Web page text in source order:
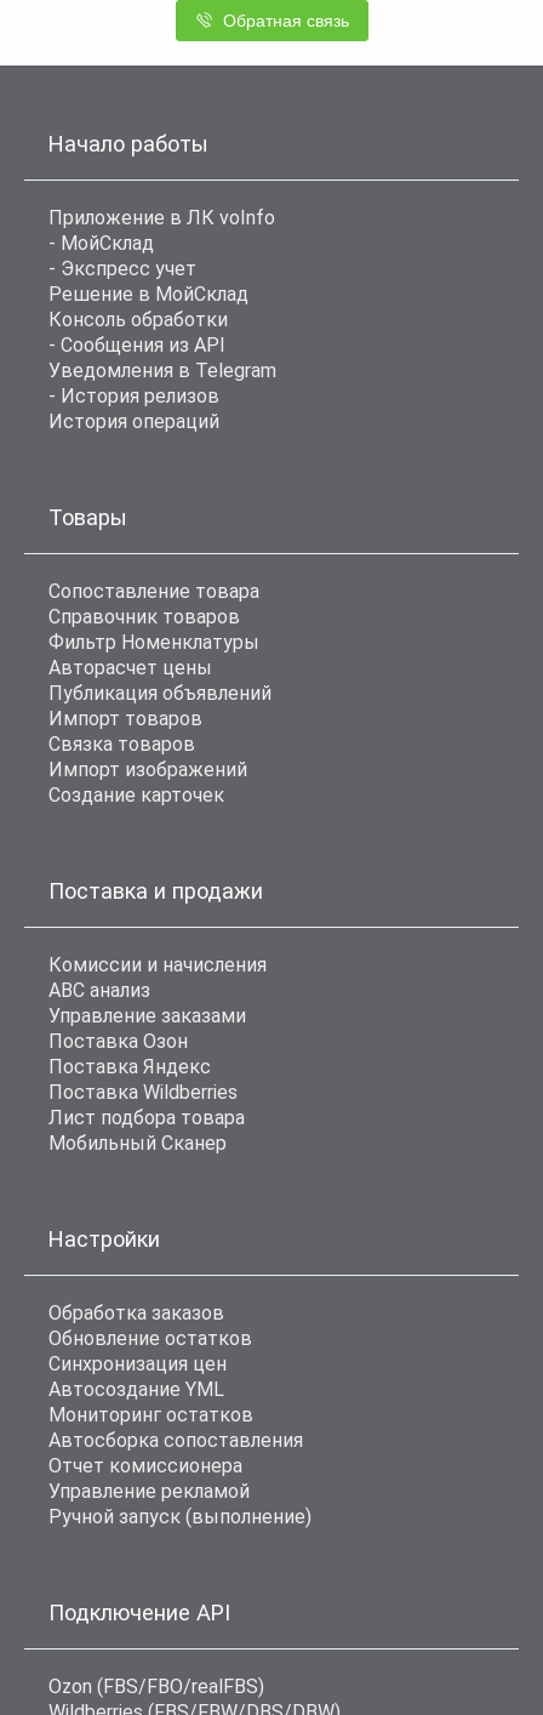
Обратная связь
Начало работы
Приложение в ЛК voInfo
- МойСклад
- Экспресс учет
Решение в МойСклад
Консоль обработки
- Сообщения из API
Уведомления в Telegram
- История релизов
История операций
Товары
Сопоставление товара
Справочник товаров
Фильтр Номенклатуры
Авторасчет цены
Публикация объявлений
Импорт товаров
Связка товаров
Импорт изображений
Создание карточек
Поставка и продажи
Комиссии и начисления
ABC анализ
Управление заказами
Поставка Озон
Поставка Яндекс
Поставка Wildberries
Лист подбора товара
Мобильный Сканер
Настройки
Обработка заказов
Обновление остатков
Синхронизация цен
Автосоздание YML
Мониторинг остатков
Автосборка сопоставления
Отчет комиссионера
Управление рекламой
Ручной запуск (выполнение)
Подключение API
Ozon (FBS/FBO/realFBS)